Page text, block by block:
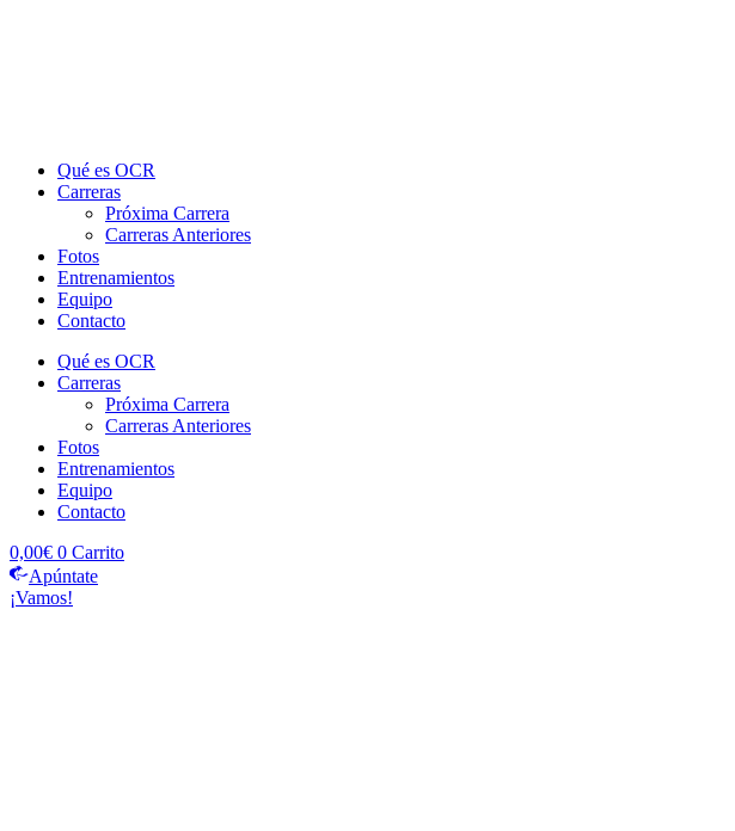
Qué es OCR
Carreras
Próxima Carrera
Carreras Anteriores
Fotos
Entrenamientos
Equipo
Contacto
Qué es OCR
Carreras
Próxima Carrera
Carreras Anteriores
Fotos
Entrenamientos
Equipo
Contacto
0,00€ 0 Carrito
Apúntate
¡Vamos!